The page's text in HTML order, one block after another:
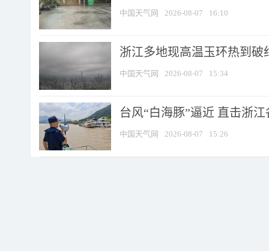
中国天气网 2026-08-07 16:10
浙江多地现高温玉环热到破
中国天气网 2026-08-07 15:34
台风“白海豚”逼近 直击浙
中国天气网 2026-08-07 15:26